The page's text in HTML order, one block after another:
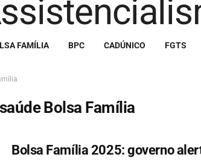
FAMÍLIA BPC CADÚNICO FGTS
Bolsa Família
Bolsa Família 2025: governo